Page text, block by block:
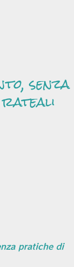
senza
rateali
pratiche di